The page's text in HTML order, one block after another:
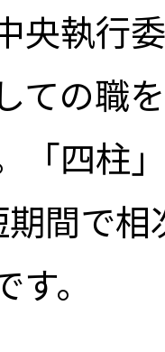
央執行
ての職
「四柱
間で
。